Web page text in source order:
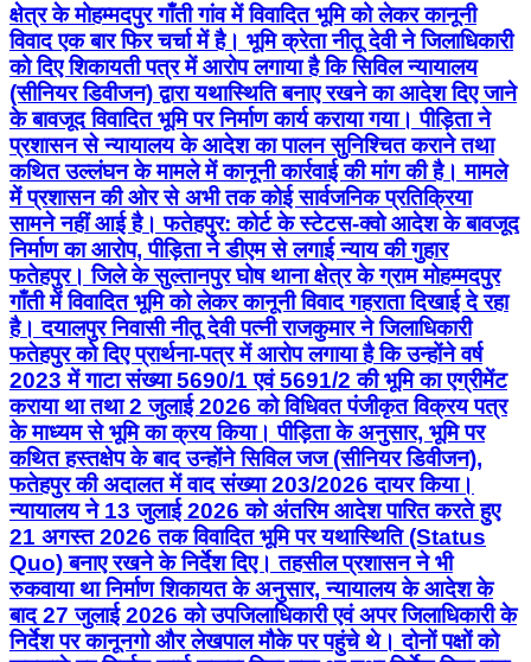
क्षेत्र के मोहम्मदपुर गाँती गांव में विवादित भूमि को लेकर कानूनी
विवाद एक बार फिर चर्चा में है। भूमि क्रेता नीतू देवी ने जिलाधिकारी
को दिए शिकायती पत्र में आरोप लगाया है कि सिविल न्यायालय
(सीनियर डिवीजन) द्वारा यथास्थिति बनाए रखने का आदेश दिए जाने
के बावजूद विवादित भूमि पर निर्माण कार्य कराया गया। पीड़िता ने
प्रशासन से न्यायालय के आदेश का पालन सुनिश्चित कराने तथा
कथित उल्लंघन के मामले में कानूनी कार्रवाई की मांग की है। मामले
में प्रशासन की ओर से अभी तक कोई सार्वजनिक प्रतिक्रिया
सामने नहीं आई है। फतेहपुर: कोर्ट के स्टेटस-क्वो आदेश के बावजूद
निर्माण का आरोप, पीड़िता ने डीएम से लगाई न्याय की गुहार
फतेहपुर। जिले के सुल्तानपुर घोष थाना क्षेत्र के ग्राम मोहम्मदपुर
गाँती में विवादित भूमि को लेकर कानूनी विवाद गहराता दिखाई दे रहा
है। दयालपुर निवासी नीतू देवी पत्नी राजकुमार ने जिलाधिकारी
फतेहपुर को दिए प्रार्थना-पत्र में आरोप लगाया है कि उन्होंने वर्ष
2023 में गाटा संख्या 5690/1 एवं 5691/2 की भूमि का एग्रीमेंट
कराया था तथा 2 जुलाई 2026 को विधिवत पंजीकृत विक्रय पत्र
के माध्यम से भूमि का क्रय किया। पीड़िता के अनुसार, भूमि पर
कथित हस्तक्षेप के बाद उन्होंने सिविल जज (सीनियर डिवीजन),
फतेहपुर की अदालत में वाद संख्या 203/2026 दायर किया।
न्यायालय ने 13 जुलाई 2026 को अंतरिम आदेश पारित करते हुए
21 अगस्त 2026 तक विवादित भूमि पर यथास्थिति (Status
Quo) बनाए रखने के निर्देश दिए। तहसील प्रशासन ने भी
रुकवाया था निर्माण शिकायत के अनुसार, न्यायालय के आदेश के
बाद 27 जुलाई 2026 को उपजिलाधिकारी एवं अपर जिलाधिकारी के
निर्देश पर कानूनगो और लेखपाल मौके पर पहुंचे थे। दोनों पक्षों को